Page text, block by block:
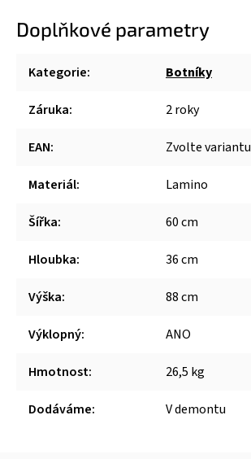
Doplňkové parametry
Kategorie: Botníky
Záruka: 2 roky
EAN: Zvolte variantu
Materiál: Lamino
Šířka: 60 cm
Hloubka: 36 cm
Výška: 88 cm
Výklopný: ANO
Hmotnost: 26,5 kg
Dodáváme: V demontu